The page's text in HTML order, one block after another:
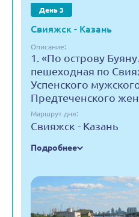
День 3
Свияжск - Казань
Описание:
1. «По острову
пешеходная по
Успенского
Предтеченского
Маршрут дня:
Свияжск - Казань
Подробнее